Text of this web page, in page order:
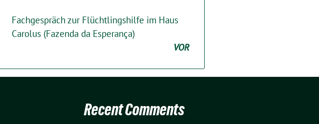
Fachgespräch zur Flüchtlingshilfe im Haus
Carolus (Fazenda da Esperança)
VOR
Recent Comments